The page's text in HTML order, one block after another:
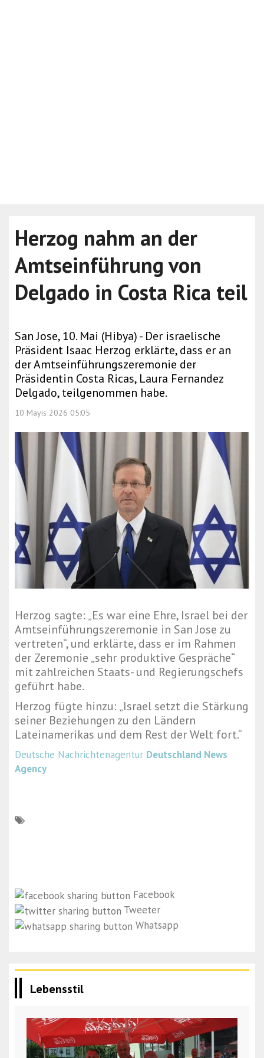
Herzog nahm an der
Amtseinführung von
Delgado in Costa Rica teil
San Jose, 10. Mai (Hibya) - Der israelische
Präsident Isaac Herzog erklärte, dass er an
der Amtseinführungszeremonie der
Präsidentin Costa Ricas, Laura Fernandez
Delgado, teilgenommen habe.
10 Mayıs 2026 05:05
Herzog sagte: „Es war eine Ehre, Israel bei der
Amtseinführungszeremonie in San Jose zu
vertreten“, und erklärte, dass er im Rahmen
der Zeremonie „sehr produktive Gespräche“
mit zahlreichen Staats- und Regierungschefs
geführt habe.
Herzog fügte hinzu: „Israel setzt die Stärkung
seiner Beziehungen zu den Ländern
Lateinamerikas und dem Rest der Welt fort.“
Deutsche Nachrichtenagentur Deutschland News
Agency
Facebook
Tweeter
Whatsapp
Lebensstil